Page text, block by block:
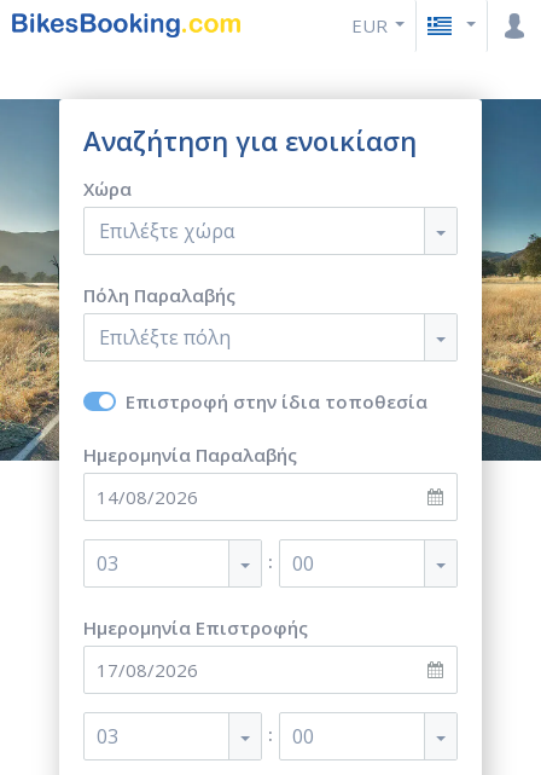
EUR
Αναζήτηση για ενοικίαση
Χώρα
Επιλέξτε χώρα
Πόλη Παραλαβής
Επιλέξτε πόλη
Επιστροφή στην ίδια τοποθεσία
Ημερομηνία Παραλαβής
03 : 00
Ημερομηνία Επιστροφής
03 : 00